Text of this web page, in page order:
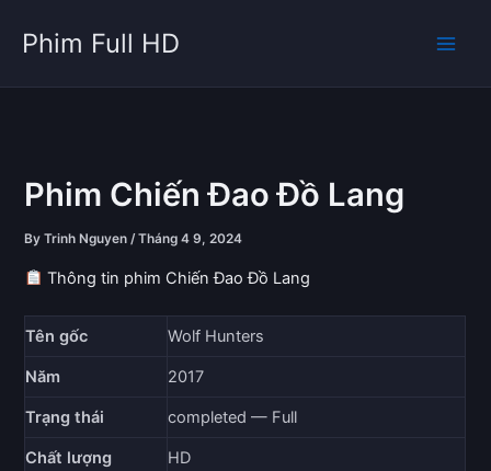
Phim Full HD
Phim Chiến Đao Đồ Lang
ByTrinh Nguyen/Tháng 4 9, 2024
Thông tin phim Chiến Đao Đồ Lang
Tên gốc Wolf Hunters
Năm 2017
Trạng thái completed — Full
Chất lượng HD